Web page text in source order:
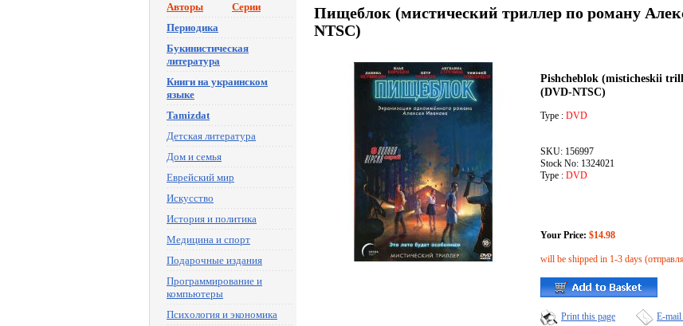
Авторы
Серии
Периодика
Букинистическая
литература
Книги на украинском
языке
Tamizdat
Детская литература
Дом и семья
Еврейский мир
Искусство
История и политика
Медицина и спорт
Подарочные издания
Программирование и
компьютеры
Психология и экономика
Пищеблок (мистический триллер по роману
NTSC)
Pishcheblok (misticheskii
(DVD-NTSC)
Type : DVD
SKU: 156997
Stock No: 1324021
Type : DVD
Your Price: $14.98
will be shipped in 1-3 days
Print this page E-